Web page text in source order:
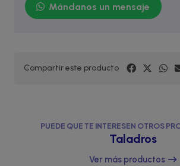
Mándanos un mensaje
Compartir este producto
PUEDE QUE TE INTERESEN OTROS
Taladros
Ver más productos